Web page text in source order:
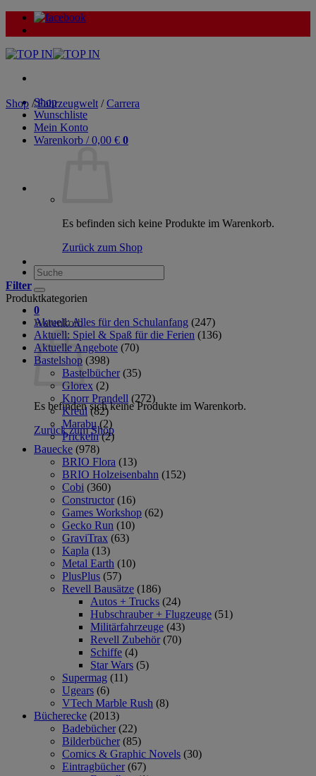
Zum
Inhalt
Shop
Wunschliste
Mein Konto
Warenkorb /0,00 € 0
Es befinden sich keine Produkte im Warenkorb.
Zurück zum Shop
Suche
nach:
0
Warenkorb
Es befinden sich keine Produkte im Warenkorb.
Zurück zum Shop
Shop / Fahrzeugwelt / Carrera
Filter
Produktkategorien
Aktuell: Alles für den Schulanfang (247)
Aktuell: Spiel & Spaß für die Ferien (136)
Aktuelle Angebote (70)
Bastelshop (398)
Bastelbücher (35)
Glorex (2)
Knorr Prandell (272)
Kreul (82)
Marabu (2)
Prickeln (2)
Bauecke (978)
BRIO Flora (13)
BRIO Holzeisenbahn (152)
Cobi (360)
Constructor (16)
Games Workshop (62)
Gecko Run (10)
GraviTrax (63)
Kapla (13)
Metal Earth (10)
PlusPlus (57)
Revell Bausätze (186)
Autos + Trucks (24)
Hubschrauber + Flugzeuge (51)
Militärfahrzeuge (43)
Revell Zubehör (70)
Schiffe (4)
Star Wars (5)
Supermag (11)
Ugears (6)
VTech Marble Rush (8)
Bücherecke (2013)
Badebücher (22)
Bilderbücher (85)
Comics & Graphic Novels (30)
Eintragbücher (67)